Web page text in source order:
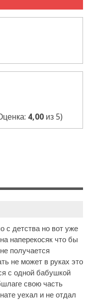
4,00 из 5)
с детства но вот уже
наперекосяк что бы
получается
не может в руках это
с одной бабушкой
свою часть
уехал и не отдал